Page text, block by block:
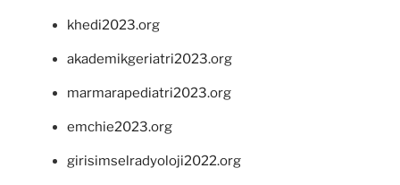
khedi2023.org
akademikgeriatri2023.org
marmarapediatri2023.org
emchie2023.org
girisimselradyoloji2022.org